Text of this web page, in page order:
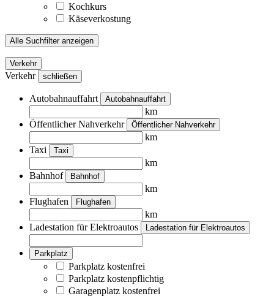
Kochkurs
Käseverkostung
Alle Suchfilter anzeigen
Verkehr
Verkehr schließen
Autobahnauffahrt Autobahnauffahrt
km
Öffentlicher Nahverkehr
Öffentlicher Nahverkehr
km
Taxi
Taxi
km
Bahnhof
Bahnhof
km
Flughafen
Flughafen
km
Ladestation für Elektroautos
Ladestation für Elektroautos
Parkplatz
Parkplatz kostenfrei
Parkplatz kostenpflichtig
Garagenplatz kostenfrei